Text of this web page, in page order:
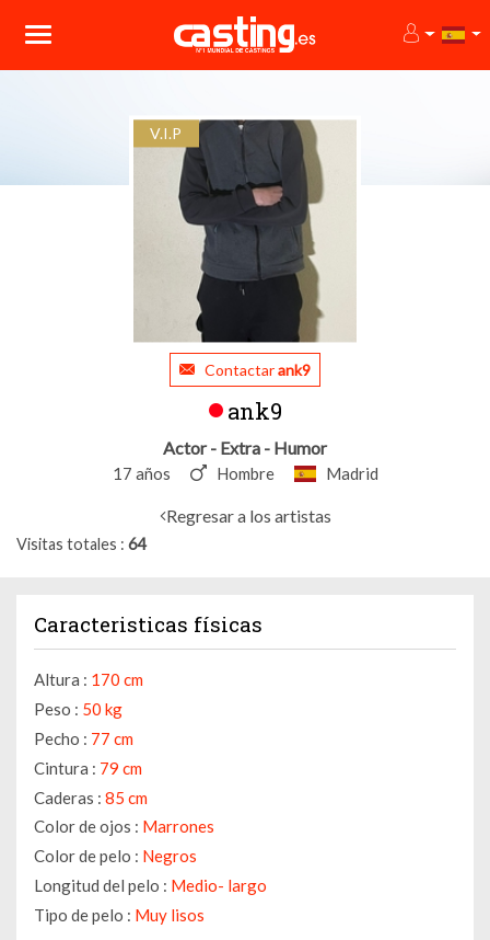
V.I.P
Contactarank9
ank9
Actor - Extra - Humor
17 años Hombre Madrid
Regresar a los artistas
Visitas totales 64
Caracteristicas físicas
Altura : 170 cm
Peso : 50 kg
Pecho : 77 cm
Cintura : 79 cm
Caderas : 85 cm
Color de ojos : Marrones
Color de pelo : Negros
Longitud del pelo : Medio- largo
Tipo de pelo : Muy lisos